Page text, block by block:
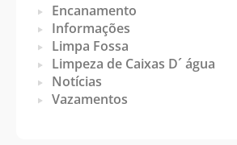
Encanamento
Informações
Limpa Fossa
Limpeza de Caixas D´ água
Notícias
Vazamentos